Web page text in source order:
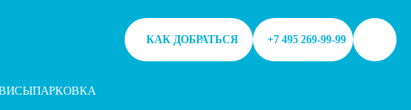
КАК ДОБРАТЬСЯ +7 495 269-99-99
ПАРКОВКА